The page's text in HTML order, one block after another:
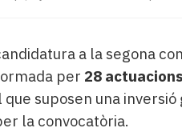
a la segona
per 28 actuacions
suposen una inversió
la convocatòria.